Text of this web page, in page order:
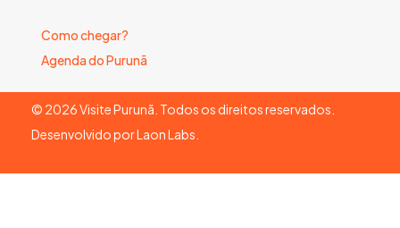
Como chegar?
Agenda do Purunã
© 2026Visite Purunã. Todos os direitos reservados.
Desenvolvido porLaon Labs